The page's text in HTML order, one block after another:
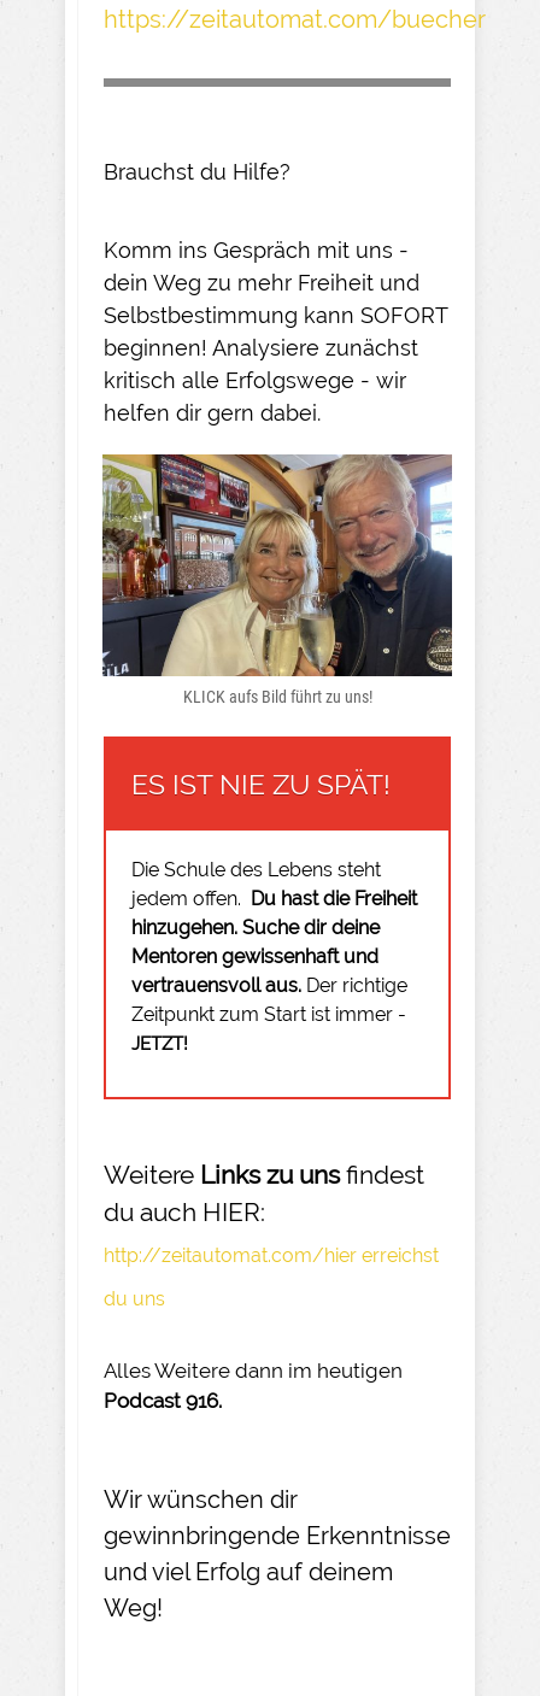
https://zeitautomat.com/buecher
Brauchst du Hilfe?
Komm ins Gespräch mit uns -
dein Weg zu mehr Freiheit und
Selbstbestimmung kann SOFORT
beginnen! Analysiere zunächst
kritisch alle Erfolgswege - wir
helfen dir gern dabei.
KLICK aufs Bild führt zu uns!
ES IST NIE ZU SPÄT!
Die Schule des Lebens steht
jedem offen. Du hast die Freiheit
hinzugehen. Suche dir deine
Mentoren gewissenhaft und
vertrauensvoll aus. Der richtige
Zeitpunkt zum Start ist immer -
JETZT!
Weitere Links zu unsfindest
du auch HIER:
http://zeitautomat.com/hier erreichst
du uns
Alles Weitere dann im heutigen
Podcast 916.
Wir wünschen dir
gewinnbringende Erkenntnisse
und viel Erfolg auf deinem
Weg!